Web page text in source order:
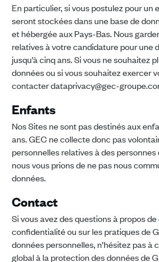
En particulier, si vous postulez pour un
seront stockées dans une base de
et hébergée aux Pays-Bas. Nous
relatives à votre candidature pour une
jusqu’à cinq ans. Si vous ne souhaitez
données ou si vous souhaitez exercer
contacter dataprivacy@gec-
Enfants
Nos Sites ne sont pas destinés aux
ans. GEC ne collecte donc pas
personnelles relatives à des personnes
nous vous prions de ne pas nous
données.
Contact
Si vous avez des questions à propos
confidentialité ou sur les pratiques de
données personnelles, n’hésitez pas à
global à la protection des données de